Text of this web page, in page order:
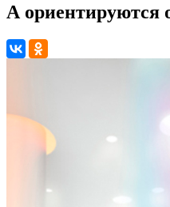
А ориентируются